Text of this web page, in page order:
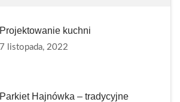
Projektowanie kuchni
7 listopada, 2022
Parkiet Hajnówka – tradycyjne